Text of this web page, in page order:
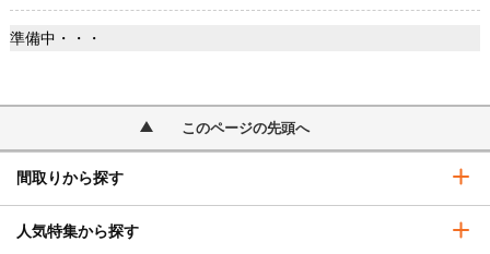
準備中・・・
このページの先頭へ
間取りから探す
人気特集から探す